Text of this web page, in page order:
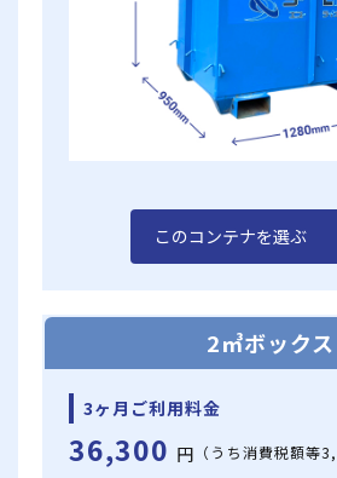
このコンテナを選ぶ
2㎥ボックス
3ヶ月ご利用料金
36,300 円 （うち消費税額等